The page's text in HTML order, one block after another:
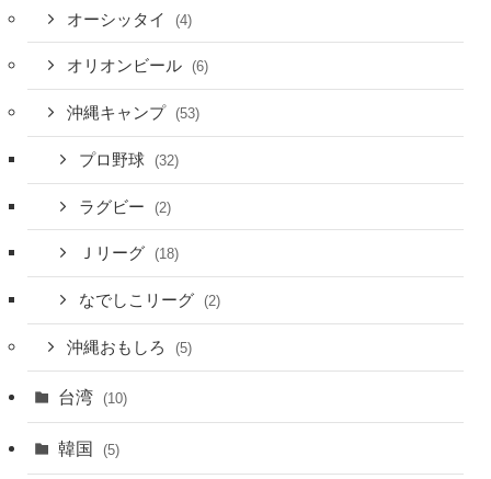
オーシッタイ (4)
オリオンビール (6)
沖縄キャンプ (53)
プロ野球 (32)
ラグビー (2)
Ｊリーグ (18)
なでしこリーグ (2)
沖縄おもしろ (5)
台湾 (10)
韓国 (5)